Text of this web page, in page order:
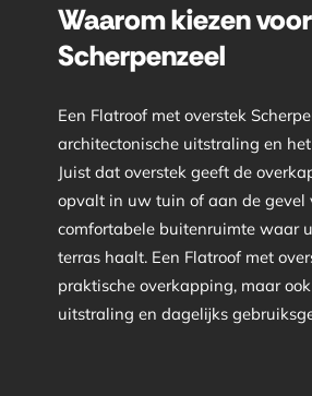
Waarom kiezen
Scherpenzeel
Een Flatroof met overstek
architectonische uitstraling en
Juist dat overstek geeft de
opvalt in uw tuin of aan de gevel
comfortabele buitenruimte waar
terras haalt. Een Flatroof met
praktische overkapping, maar
uitstraling en dagelijks